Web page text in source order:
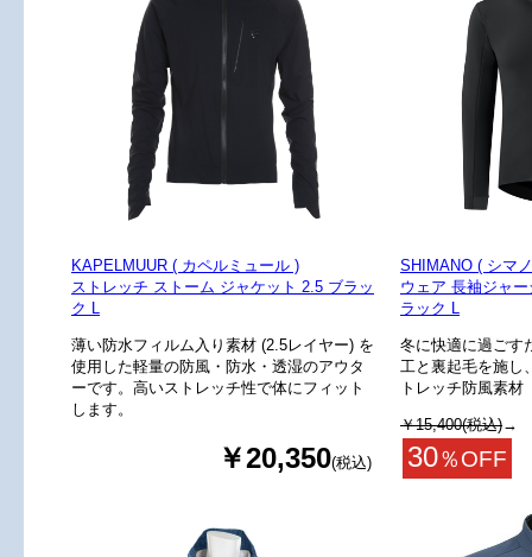
KAPELMUUR ( カペルミュール )
ストレッチ ストーム ジャケット 2.5 ブラッ
ク L
薄い防水フィルム入り素材 (2.5レイヤー) を
使用した軽量の防風・防水・透湿のアウタ
ーです。高いストレッチ性で体にフィット
します。
￥20,350(税込)
SHIMANO ( シマ
ウェア 長袖ジャ
ラック L
冬に快適に過ごす
工と裏起毛を施し
トレッチ防風素材
￥15,400(税込)→
30％OFF